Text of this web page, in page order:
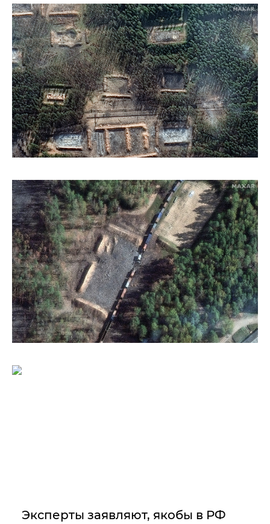
Эксперты заявляют, якобы в РФ